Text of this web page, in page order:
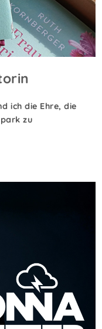
ich die Ehre, die
zu